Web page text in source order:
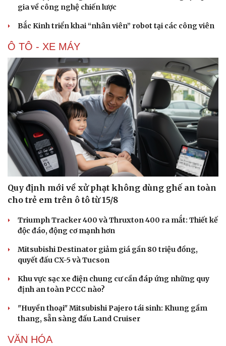
Doanh nghiệp
Doanh nghiệp 24h
Vì cộng đồng
Chuyển đổi số
gia về công nghệ chiến lược
Bắc Kinh triển khai “nhân viên” robot tại các công viên
Ô TÔ - XE MÁY
Quy định mới về xử phạt không dùng ghế an toàn
cho trẻ em trên ô tô từ 15/8
Triumph Tracker 400 và Thruxton 400 ra mắt: Thiết kế
độc đáo, động cơ mạnh hơn
Mitsubishi Destinator giảm giá gần 80 triệu đồng,
quyết đấu CX-5 và Tucson
Khu vực sạc xe điện chung cư cần đáp ứng những quy
định an toàn PCCC nào?
"Huyền thoại" Mitsubishi Pajero tái sinh: Khung gầm
thang, sẵn sàng đấu Land Cruiser
VĂN HÓA